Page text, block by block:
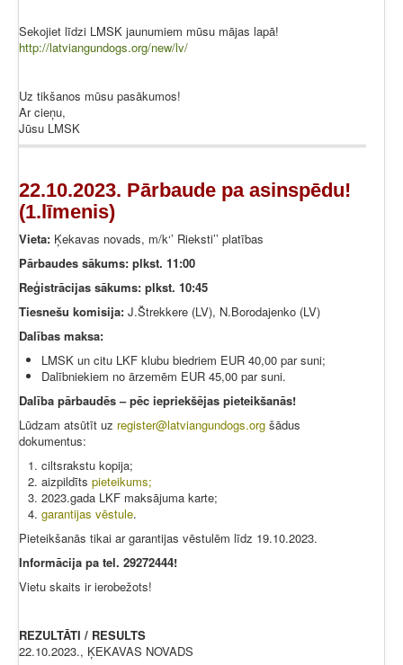
Sekojiet līdzi LMSK jaunumiem mūsu mājas lapā!
http://latviangundogs.org/new/lv/
Uz tikšanos mūsu pasākumos!
Ar cieņu,
Jūsu LMSK
22.10.2023. Pārbaude pa asinspēdu!
(1.līmenis)
Vieta: Ķekavas novads, m/k‘’ Rieksti’’ platības
Pārbaudes sākums: plkst. 11:00
Reģistrācijas sākums: plkst. 10:45
Tiesnešu komisija: J.Štrekkere (LV), N.Borodajenko (LV)
Dalības maksa:
LMSK un citu LKF klubu biedriem EUR 40,00 par suni;
Dalībniekiem no ārzemēm EUR 45,00 par suni.
Dalība pārbaudēs – pēc iepriekšējas pieteikšanās!
Lūdzam atsūtīt uz register@latviangundogs.org šādus
dokumentus:
ciltsrakstu kopija;
aizpildīts pieteikums;
2023.gada LKF maksājuma karte;
garantijas vēstule.
Pieteikšanās tikai ar garantijas vēstulēm līdz 19.10.2023.
Informācija pa tel. 29272444!
Vietu skaits ir ierobežots!
REZULTĀTI / RESULTS
22.10.2023., ĶEKAVAS NOVADS